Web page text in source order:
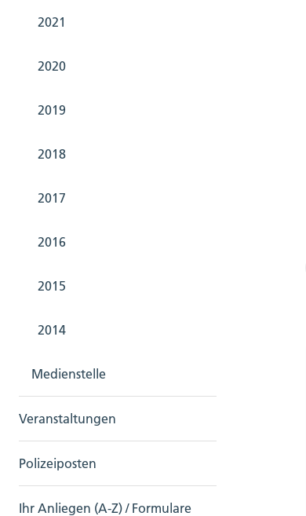
2021
2020
2019
2018
2017
2016
2015
2014
Medienstelle
Veranstaltungen
Polizeiposten
Ihr Anliegen (A-Z) / Formulare